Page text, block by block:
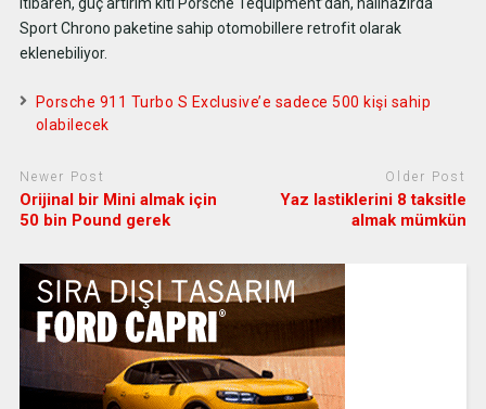
Sport Chrono paketine sahip otomobillere retrofit olarak
eklenebiliyor.
Porsche 911 Turbo S Exclusive’e sadece 500 kişi sahip
olabilecek
Newer Post
Orijinal bir Mini almak için
50 bin Pound gerek
Older Post
Yaz lastiklerini 8 taksitle
almak mümkün